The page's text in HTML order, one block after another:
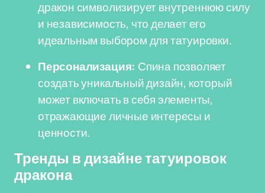
дракон символизирует внутреннюю силу
и независимость, что делает его
идеальным выбором для татуировки.
Персонализация: Спина позволяет
создать уникальный дизайн, который
может включать в себя элементы,
отражающие личные интересы и
ценности.
Тренды в дизайне татуировок
дракона